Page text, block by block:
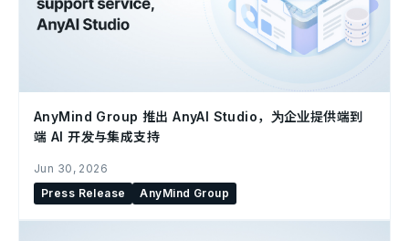
AnyMind Group 推出 AnyAI Studio，为企业提供端到
端 AI 开发与集成支持
Jun 30, 2026
Press Release
AnyMind Group